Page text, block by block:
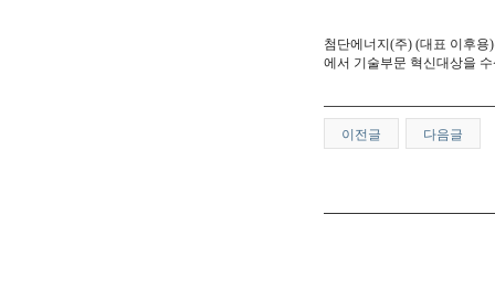
첨단에너지(주) (대표 이후용
에서 기술부문 혁신대상을
이전글 다음글